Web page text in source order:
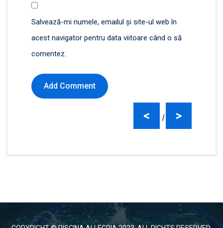
Salvează-mi numele, emailul și site-ul web în
acest navigator pentru data viitoare când o să
comentez.
< | >